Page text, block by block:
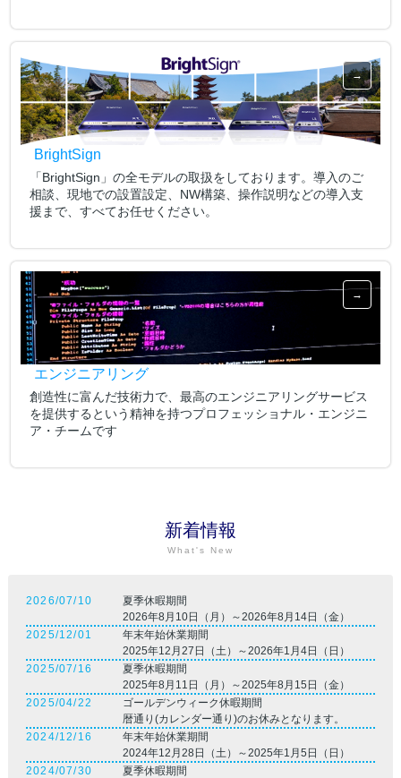
BrightSign
「BrightSign」の全モデルの取扱をしております。導入のご
相談、現地での設置設定、NW構築、操作説明などの導入支
援まで、すべてお任せください。
エンジニアリング
創造性に富んだ技術力で、最高のエンジニアリングサービス
を提供するという精神を持つプロフェッショナル・エンジニ
ア・チームです
新着情報
What's New
2026/07/10
夏季休暇期間
2026年8月10日（月）～2026年8月14日（金）
2025/12/01
年末年始休業期間
2025年12月27日（土）～2026年1月4日（日）
2025/07/16
夏季休暇期間
2025年8月11日（月）～2025年8月15日（金）
2025/04/22
ゴールデンウィーク休暇期間
暦通り(カレンダー通り)のお休みとなります。
2024/12/16
年末年始休業期間
2024年12月28日（土）～2025年1月5日（日）
2024/07/30
夏季休暇期間